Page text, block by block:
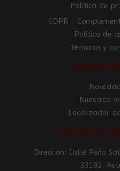
Política de
GDPR –
Política de
Términos y
Nuestra
Nuestras
Localizador
Información
Dirección: Calle Peña
33192,